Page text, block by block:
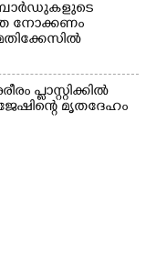
ബോർഡുകളുടെ
നോക്കണം
പ്ളാസ്റ്റിക്കിൽ
മൃതദേഹം